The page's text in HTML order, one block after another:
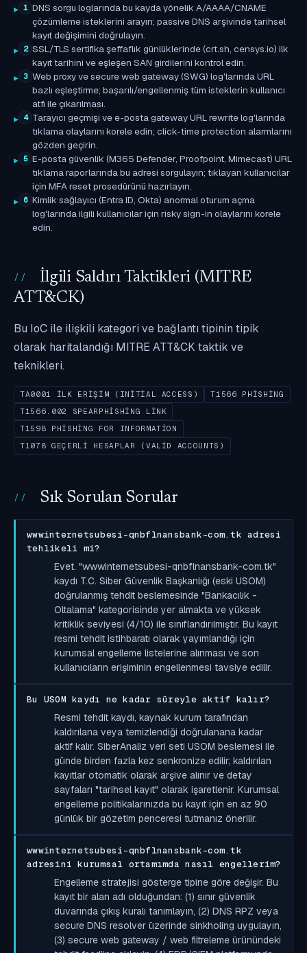
1 DNS sorgu loglarında bu kayda yönelik A/AAAA/CNAME
çözümleme isteklerini arayın; passive DNS arşivinde tarihsel
kayıt değişimini doğrulayın.
2 SSL/TLS sertifika şeffaflık günlüklerinde (crt.sh, censys.io) ilk
kayıt tarihini ve eşleşen SAN girdilerini kontrol edin.
3 Web proxy ve secure web gateway (SWG) log'larında URL
bazlı eşleştirme; başarılı/engellenmiş tüm isteklerin kullanıcı
atfı ile çıkarılması.
4 Tarayıcı geçmişi ve e-posta gateway URL rewrite log'larında
tıklama olaylarını korele edin; click-time protection alarmlarını
gözden geçirin.
5 E-posta güvenlik (M365 Defender, Proofpoint, Mimecast) URL
tıklama raporlarında bu adresi sorgulayın; tıklayan kullanıcılar
için MFA reset prosedürünü hazırlayın.
6 Kimlik sağlayıcı (Entra ID, Okta) anormal oturum açma
log'larında ilgili kullanıcılar için risky sign-in olaylarını korele
edin.
İlgili Saldırı Taktikleri (MITRE
ATT&CK)
Bu IoC ile ilişkili kategori ve bağlantı tipinin tipik
olarak haritalandığı MITRE ATT&CK taktik ve
teknikleri.
TA0001 İLK ERIŞIM (INITIAL ACCESS)
T1566 PHISHING
T1566.002 SPEARPHISHING LINK
T1598 PHISHING FOR INFORMATION
T1078 GEÇERLI HESAPLAR (VALID ACCOUNTS)
Sık Sorulan Sorular
wwwinternetsubesi-qnbflnansbank-com.tk adresi
tehlikeli mi?
Evet. "wwwinternetsubesi-qnbflnansbank-com.tk"
kaydı T.C. Siber Güvenlik Başkanlığı (eski USOM)
doğrulanmış tehdit beslemesinde "Bankacılık -
Oltalama" kategorisinde yer almakta ve yüksek
kritiklik seviyesi (4/10) ile sınıflandırılmıştır. Bu kayıt
resmi tehdit istihbaratı olarak yayımlandığı için
kurumsal engelleme listelerine alınması ve son
kullanıcıların erişiminin engellenmesi tavsiye edilir.
Bu USOM kaydı ne kadar süreyle aktif kalır?
Resmi tehdit kaydı, kaynak kurum tarafından
kaldırılana veya temizlendiği doğrulanana kadar
aktif kalır. SiberAnaliz veri seti USOM beslemesi ile
günde birden fazla kez senkronize edilir; kaldırılan
kayıtlar otomatik olarak arşive alınır ve detay
sayfaları "tarihsel kayıt" olarak işaretlenir. Kurumsal
engelleme politikalarınızda bu kayıt için en az 90
günlük bir gözetim penceresi tutmanız önerilir.
wwwinternetsubesi-qnbflnansbank-com.tk
adresini kurumsal ortamımda nasıl engellerim?
Engelleme stratejisi gösterge tipine göre değişir. Bu
kayıt bir alan adı olduğundan: (1) sınır güvenlik
duvarında çıkış kuralı tanımlayın, (2) DNS RPZ veya
secure DNS resolver üzerinde sinkholing uygulayın,
(3) secure web gateway / web filtreleme ürünündeki